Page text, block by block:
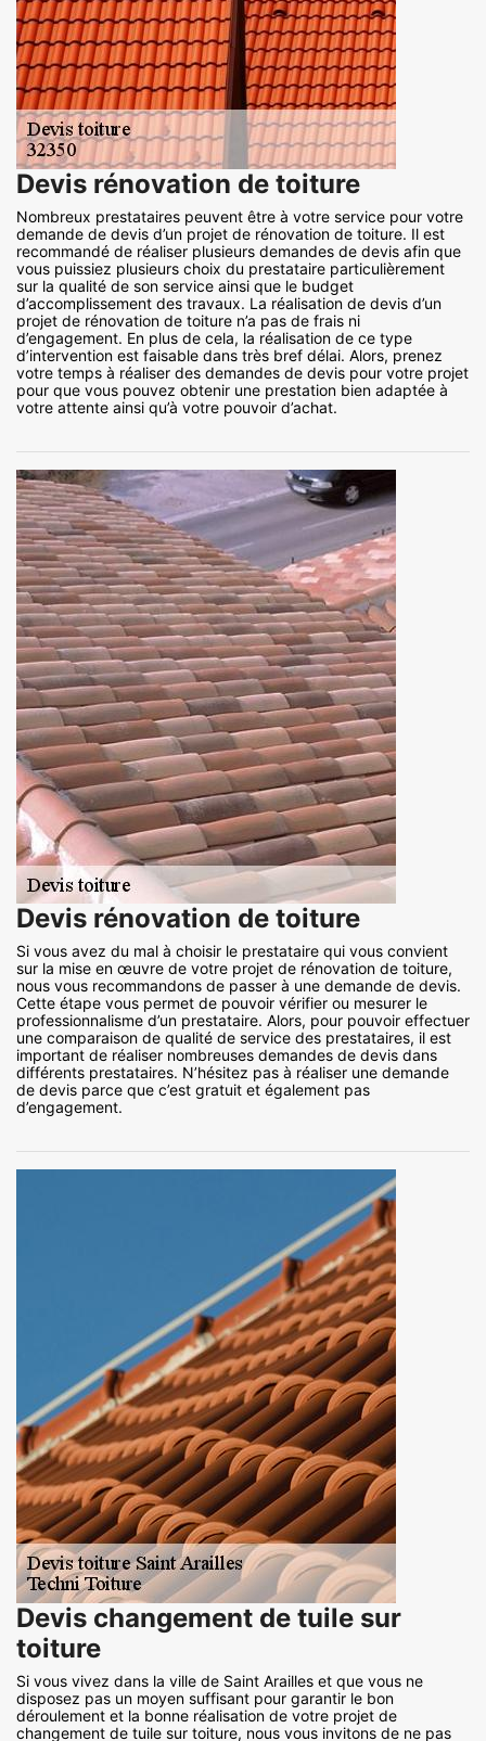
Devis rénovation de toiture
Nombreux prestataires peuvent être à votre service pour votre
demande de devis d’un projet de rénovation de toiture. Il est
recommandé de réaliser plusieurs demandes de devis afin que
vous puissiez plusieurs choix du prestataire particulièrement
sur la qualité de son service ainsi que le budget
d’accomplissement des travaux. La réalisation de devis d’un
projet de rénovation de toiture n’a pas de frais ni
d’engagement. En plus de cela, la réalisation de ce type
d’intervention est faisable dans très bref délai. Alors, prenez
votre temps à réaliser des demandes de devis pour votre projet
pour que vous pouvez obtenir une prestation bien adaptée à
votre attente ainsi qu’à votre pouvoir d’achat.
Devis rénovation de toiture
Si vous avez du mal à choisir le prestataire qui vous convient
sur la mise en œuvre de votre projet de rénovation de toiture,
nous vous recommandons de passer à une demande de devis.
Cette étape vous permet de pouvoir vérifier ou mesurer le
professionnalisme d’un prestataire. Alors, pour pouvoir effectuer
une comparaison de qualité de service des prestataires, il est
important de réaliser nombreuses demandes de devis dans
différents prestataires. N’hésitez pas à réaliser une demande
de devis parce que c’est gratuit et également pas
d’engagement.
Devis changement de tuile sur
toiture
Si vous vivez dans la ville de Saint Arailles et que vous ne
disposez pas un moyen suffisant pour garantir le bon
déroulement et la bonne réalisation de votre projet de
changement de tuile sur toiture, nous vous invitons de ne pas